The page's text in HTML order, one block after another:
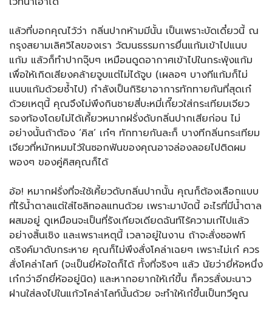
แล้วที่บอกคุณไว้ว่า กลิ่นปากห้ามมีนั้น เป็นเพราะบัดเดี๋ยวนี้ ณ
กรุงสยามเลิศวิไลของเรา วัฒนธรรมการยื่นแก้มเข้าไปแนบ
แก้ม แล้วก็ทำปากจุ๊บๆ เหมือนดูดอากาศเข้าไปในกระพุ้งแก้ม
เพื่อให้เกิดเสียงคล้ายจูบแต่ไม่ได้จูบ (เผลอๆ บางทีแก้มก็ไม่
แนบแก้มด้วยซ้ำไป) กำลังเป็นกิริยาอาการทักทายกันที่สุดเก๋
ด้วยเหตุนี้ คุณจึงไม่พึงกินชายสี่บะหมี่เกี๊ยวใส่กระเทียมเจียว
รองท้องโดยไม่ได้เคี้ยวหมากฝรั่งดับกลิ่นปากเสียก่อน ไม่
อย่างนั้นถ้าต้อง ‘คิส’ เก๋ๆ ทักทายกันละก็ บางทีกลิ่นกระเทียม
เจียวที่หมักหมมไว้ในซอกฟันของคุณอาจล่องลอยไปติดผม
พองๆ ของคู่คิสคุณก็ได้
อ้อ! หมากฝรั่งที่จะใช้เคี้ยวดับกลิ่นปากนั้น คุณก็ต้องเลือกแบบ
ที่ไร้น้ำตาลแต่ใส่ไซลิทอลแทนด้วย เพราะมาบัดนี้ อะไรที่มีน้ำตาล
ผสมอยู่ ดูเหมือนจะเป็นที่รังเกียจเดียดฉันท์ไร้ความเก๋ไปแล้ว
อย่างสิ้นเชิง และเพราะเหตุนี้ เวลาอยู่ในงาน ถ้าจะสั่งซอฟท์
ดริงค์มาดับกระหาย คุณก็ไม่พึงสั่งโคล่าเฉยๆ เพราะไม่เก๋ ควร
สั่งโคล่าไลท์ (จะเป็นยี่ห้อใดก็ได้ ทั้งที่จริงๆ แล้ว นัยว่ายี่ห้อหนึ่ง
เก๋กว่าอีกยี่ห้ออยู่นิด) และหากอยากให้เก๋ขึ้น ก็ควรสั่งมะนาว
ฝานใส่ลงไปในแก้วโคล่าไลท์นั้นด้วย จะทำให้เก๋ขึ้นเป็นทวีคูณ